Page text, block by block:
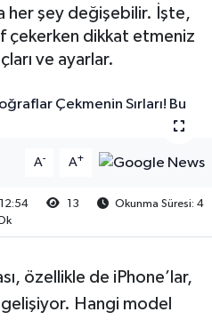
her şey değişebilir. İşte,
çekerken dikkat etmeniz
ve ayarlar.
A- A+
13
Okunma Süresi: 4
Dk
özellikle de iPhone’lar,
Hangi model